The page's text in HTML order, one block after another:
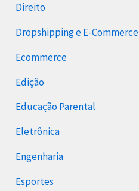
Direito
Dropshipping e E-Commerce
Ecommerce
Edição
Educação Parental
Eletrônica
Engenharia
Esportes